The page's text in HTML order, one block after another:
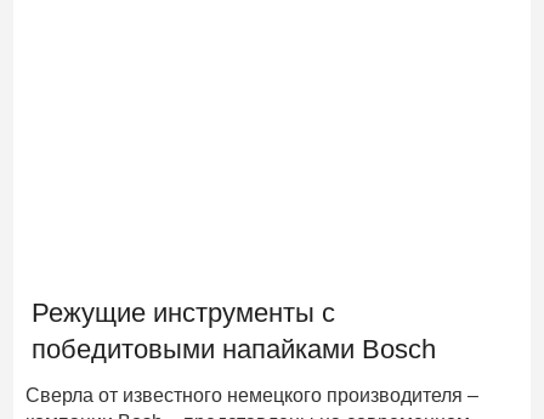
Режущие инструменты с
победитовыми напайками Bosch
Сверла от известного немецкого производителя –